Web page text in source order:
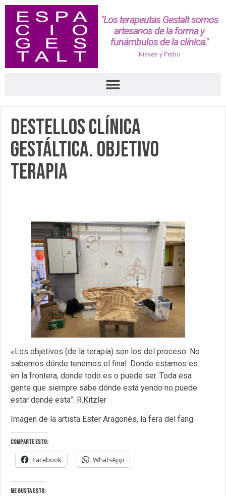
"Los terapeutas Gestalt somos
artesanos de la forma y
funámbulos de la clínica."
Nieves y Pedro
Destellos Clínica
Gestáltica. Objetivo
Terapia
«Los objetivos (de la terapia) son los del proceso. No
sabemos dónde tenemos el final. Donde estamos es
en la frontera, donde todo es o puede ser. Toda esa
gente que siempre sabe dónde está yendo no puede
estar donde esta”. R.Kitzler
Imagen de la artista Ester Aragonés, la fera del fang.
Comparte esto:
Facebook WhatsApp
Me gusta esto: